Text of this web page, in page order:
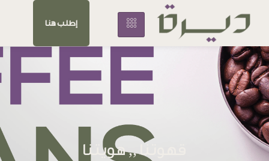
إطلب هنا
قهوتنا ,, هويتنا